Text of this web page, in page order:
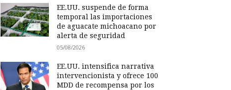
EE.UU. suspende de forma
temporal las importaciones
de aguacate michoacano por
alerta de seguridad
05/08/2026
EE.UU. intensifica narrativa
intervencionista y ofrece 100
MDD de recompensa por los